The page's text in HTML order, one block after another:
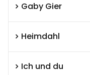
Gaby Gier
Heimdahl
Ich und du